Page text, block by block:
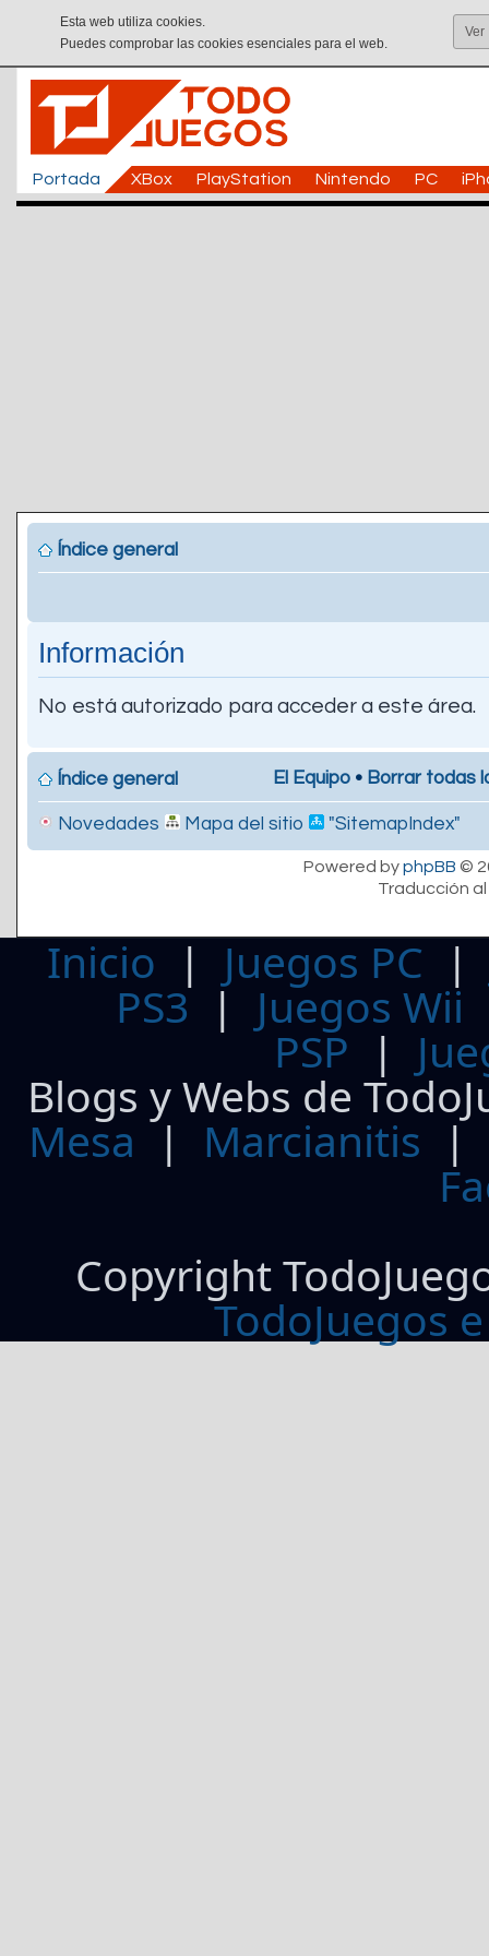
Esta web utiliza cookies.
Puedes comprobar las cookies esenciales para el web.
Ver
Portada XBox PlayStation Nintendo PC
Índice general
Información
No está autorizado para acceder a este área.
Índice general El Equipo • Borrar todas
Novedades Mapa del sitio "SitemapIndex"
Powered byphpBB ©
Traducción
Inicio | Juegos PC
PS3| Juegos Wii
PSP |
Blogs y Webs de
Mesa | Marcianitis |
Copyright
TodoJuegos